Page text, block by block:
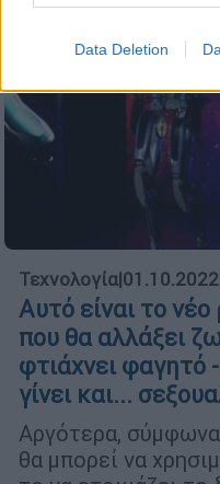
Data Deletion
Τεχνολογία|
Αυτό είναι το
που θα αλλάξει
φτιάχνει φαγητό
γίνει και...
Αργότερα,
θα μπορεί να